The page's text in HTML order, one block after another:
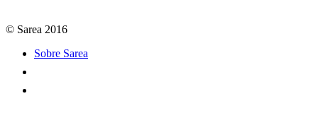
© Sarea 2016
Sobre Sarea